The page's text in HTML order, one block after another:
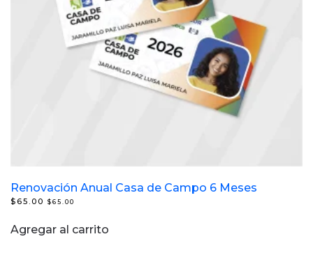
Renovación Anual Casa de Campo 6 Meses
$ 65.00 $65.00
Agregar al carrito